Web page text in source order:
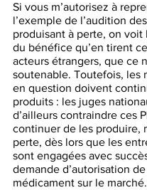
Si vous m’autorisez à
l’exemple de l’audition
produisant à perte, on voit
du bénéfice qu’en tirent
acteurs étrangers, que ce
soutenable. Toutefois, les
en question doivent
produits : les juges
d’ailleurs contraindre ces
continuer de les produire,
perte, dès lors que les
sont engagées avec
demande d’autorisation de
médicament sur le